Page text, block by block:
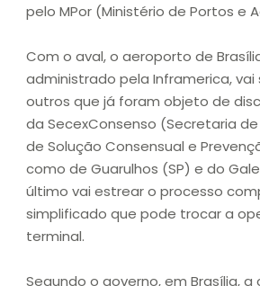
pelo MPor (Ministério de Portos e
Com o aval, o aeroporto de
administrado pela Inframerica, vai
outros que já foram objeto de
da SecexConsenso (Secretaria
de Solução Consensual e
como de Guarulhos (SP) e do
último vai estrear o processo
simplificado que pode trocar a
terminal.
Segundo o governo, em Brasília, a